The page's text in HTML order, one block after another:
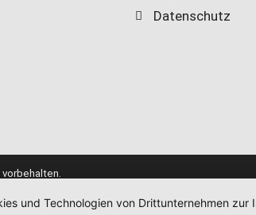
Datenschutz
und Technologien von Drittunternehmen